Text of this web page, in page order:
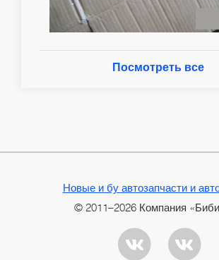
Посмотреть все
Новые и бу автозапчасти и
© 2011–2026 Компания